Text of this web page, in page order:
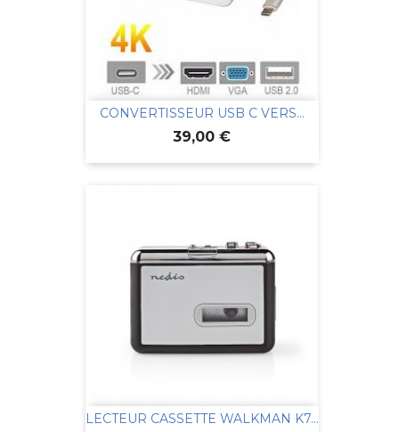
CONVERTISSEUR USB C VERS...
Prix
39,00 €
LECTEUR CASSETTE WALKMAN K7...